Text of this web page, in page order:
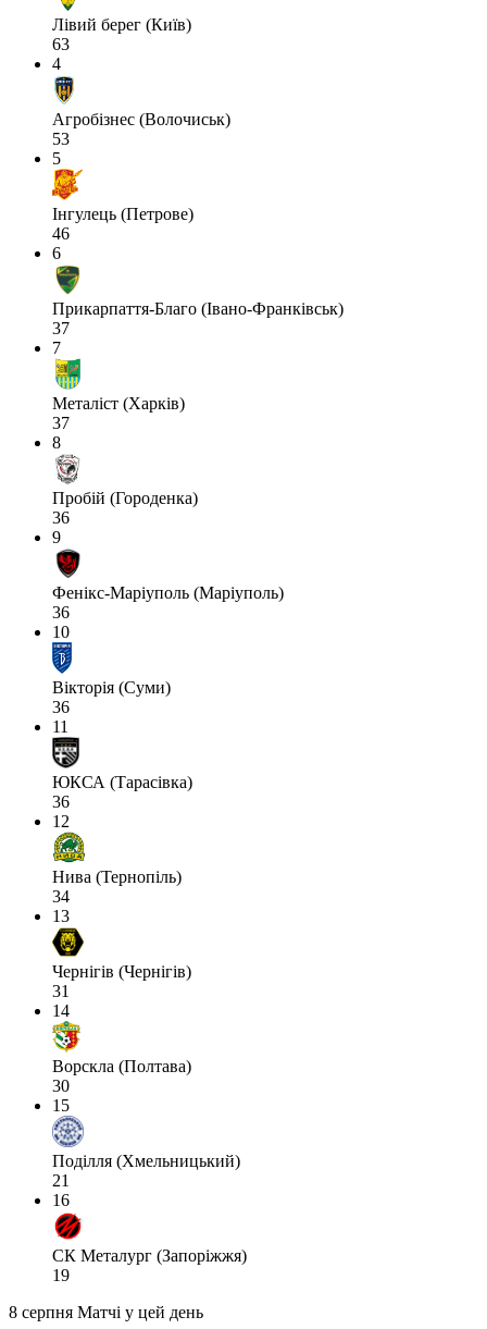
Лівий берег (Київ)
63
4
Агробізнес (Волочиськ)
53
5
Інгулець (Петрове)
46
6
Прикарпаття-Благо (Івано-Франківськ)
37
7
Металіст (Харків)
37
8
Пробій (Городенка)
36
9
Фенікс-Маріуполь (Маріуполь)
36
10
Вікторія (Суми)
36
11
ЮКСА (Тарасівка)
36
12
Нива (Тернопіль)
34
13
Чернігів (Чернігів)
31
14
Ворскла (Полтава)
30
15
Поділля (Хмельницький)
21
16
СК Металург (Запоріжжя)
19
8 серпня Матчі у цей день